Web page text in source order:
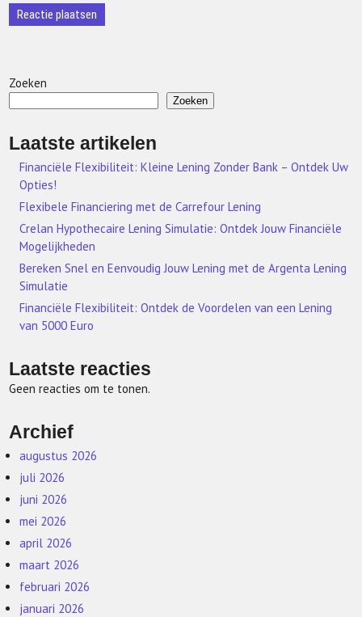
Zoeken
Zoeken
Laatste artikelen
Financiële Flexibiliteit: Kleine Lening Zonder Bank – Ontdek Uw
Opties!
Flexibele Financiering met de Carrefour Lening
Crelan Hypothecaire Lening Simulatie: Ontdek Jouw Financiële
Mogelijkheden
Bereken Snel en Eenvoudig Jouw Lening met de Argenta Lening
Simulatie
Financiële Flexibiliteit: Ontdek de Voordelen van een Lening
van 5000 Euro
Laatste reacties
Geen reacties om te tonen.
Archief
augustus 2026
juli 2026
juni 2026
mei 2026
april 2026
maart 2026
februari 2026
januari 2026